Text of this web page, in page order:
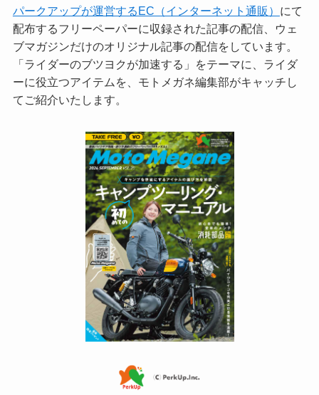
パークアップが運営するEC（インターネット通販） にて
配布するフリーペーパーに収録された記事の配信、ウェ
ブマガジンだけのオリジナル記事の配信をしています。
「ライダーのブツヨクが加速する」をテーマに、ライダ
ーに役立つアイテムを、モトメガネ編集部がキャッチし
てご紹介いたします。